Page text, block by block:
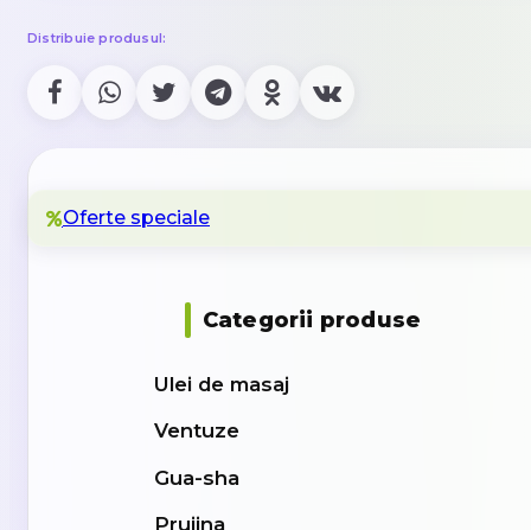
Distribuie produsul:
Oferte speciale
Categorii produse
Ulei de masaj
Ventuze
Gua-sha
Prujina